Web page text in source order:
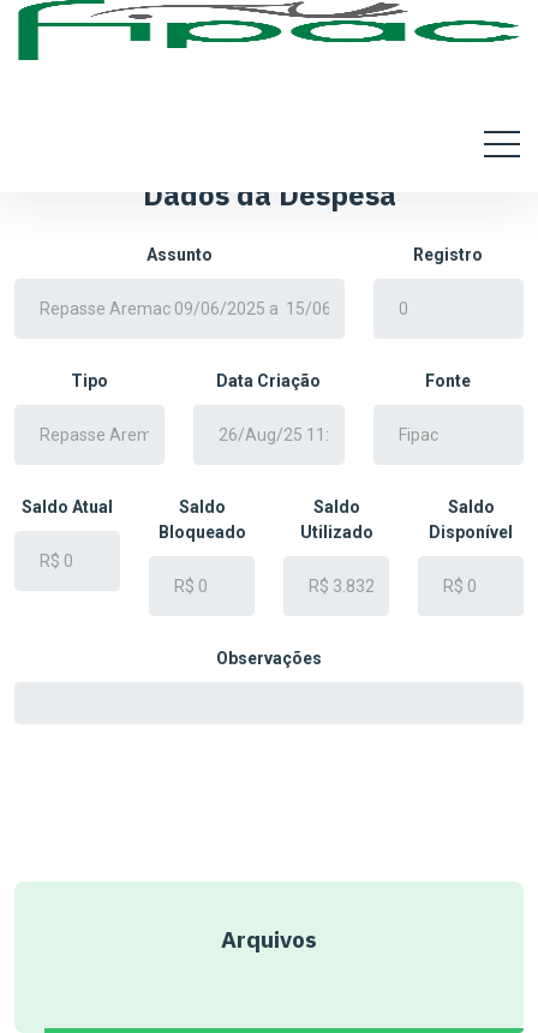
Arquivos
Dados da Despesa
Assunto Registro
Tipo Data Criação Fonte
Saldo Atual
Saldo
Bloqueado
Saldo
Utilizado
Saldo
Disponível
Observações